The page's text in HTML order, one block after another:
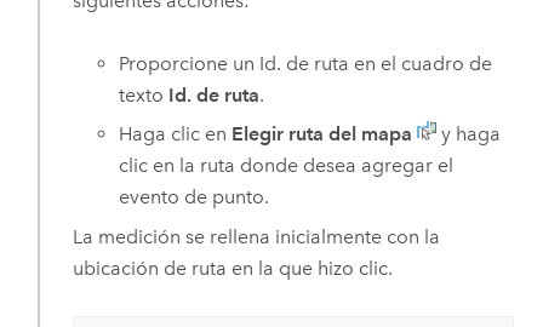
Proporcione un Id. de ruta en el cuadro de
texto Id. de ruta.
Haga clic en Elegir ruta del mapa
y haga
clic en la ruta donde desea agregar el
evento de punto.
La medición se rellena inicialmente con la
ubicación de ruta en la que hizo clic.